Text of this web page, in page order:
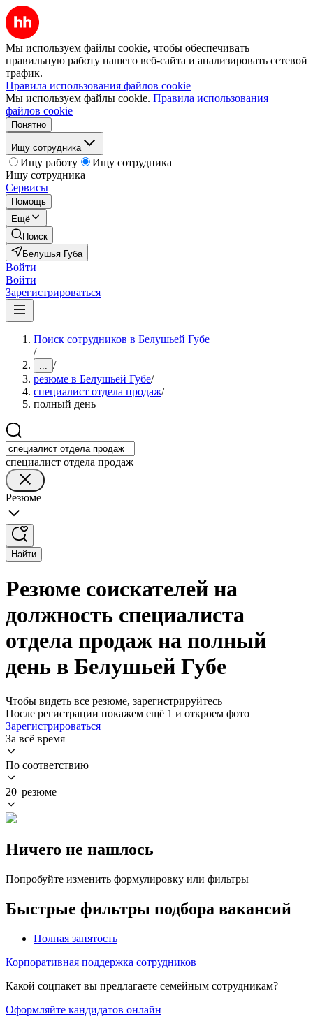
Мы используем файлы cookie, чтобы обеспечивать
правильную работу нашего веб-сайта и анализировать сетевой
трафик.
Правила использования файлов cookie
Мы используем файлы cookie. Правила использования
файлов cookie
Понятно
Ищу сотрудника
Ищу работу
Ищу сотрудника
Ищу сотрудника
Сервисы
Помощь
Ещё
Поиск
Белушья Губа
Войти
Войти
Зарегистрироваться
Поиск сотрудников в Белушьей Губе
/
... /
резюме в Белушьей Губе/
специалист отдела продаж/
полный день
специалист отдела продаж
Резюме
Найти
Резюме соискателей на
должность специалиста
отдела продаж на полный
день в Белушьей Губе
Чтобы видеть все резюме, зарегистрируйтесь
После регистрации покажем ещё 1 и откроем фото
Зарегистрироваться
За всё время
По соответствию
20 резюме
Ничего не нашлось
Попробуйте изменить формулировку или фильтры
Быстрые фильтры подбора вакансий
Полная занятость
Корпоративная поддержка сотрудников
Какой соцпакет вы предлагаете семейным сотрудникам?
Оформляйте кандидатов онлайн